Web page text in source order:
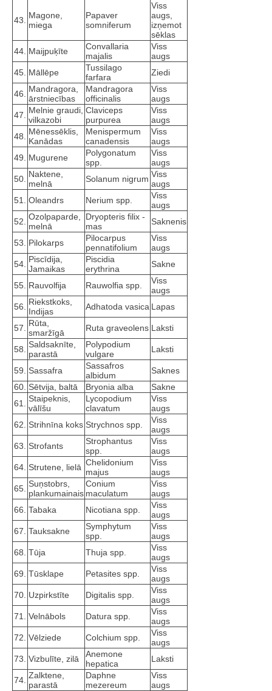
43. Magone,
miega
Papaver
somniferum
Viss
augs,
izņemot
sēklas
44. Maijpuķīte
Convallaria
majalis
Viss
augs
45. Māllēpe
Tussilago
farfara
Ziedi
46. Mandragora,
ārstniecības
Mandragora
officinalis
Viss
augs
47. Melnie graudi,
vilkazobi
Claviceps
purpurea
Viss
augs
48. Mēnessēklis,
Kanādas
Menispermum
canadensis
Viss
augs
49. Mugurene
Polygonatum
spp.
Viss
augs
50. Naktene,
melnā
Solanum nigrum Viss
augs
51. Oleandrs Nerium spp.
Viss
augs
52. Ozolpaparde,
melnā
Dryopteris filix -
mas
Saknenis
53. Pilokarps
Pilocarpus
pennatifolium
Viss
augs
54. Piscīdija,
Jamaikas
Piscidia
erythrina
Sakne
55. Rauvolfija Rauwolfia spp.
Viss
augs
56. Riekstkoks,
Indijas
Adhatoda vasica Lapas
57. Rūta,
smaržīgā
Ruta graveolens Laksti
58. Saldsaknīte,
parastā
Polypodium
vulgare
Laksti
59. Sassafra
Sassafros
albidum
Saknes
60. Sētvija, baltā Bryonia alba
Sakne
61. Staipeknis,
vālīšu
Lycopodium
clavatum
Viss
augs
62. Strihnīna koks Strychnos spp.
Viss
augs
63. Strofants
Strophantus
spp.
Viss
augs
64. Strutene, lielā Chelidonium
majus
Viss
augs
65. Suņstobrs,
plankumainais
Conium
maculatum
Viss
augs
66. Tabaka Nicotiana spp.
Viss
augs
67. Tauksakne
Symphytum
spp.
Viss
augs
68. Tūja Thuja spp.
Viss
augs
69. Tūsklape Petasites spp.
Viss
augs
70. Uzpirkstīte Digitalis spp.
Viss
augs
71. Velnābols Datura spp.
Viss
augs
72. Vēlziede Colchium spp.
Viss
augs
73. Vizbulīte, zilā
Anemone
hepatica
Laksti
74. Zalktene,
parastā
Daphne
mezereum
Viss
augs